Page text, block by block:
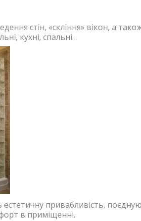
стін, «скління» вікон, а
кухні, спальні…
привабливість,
в приміщенні.